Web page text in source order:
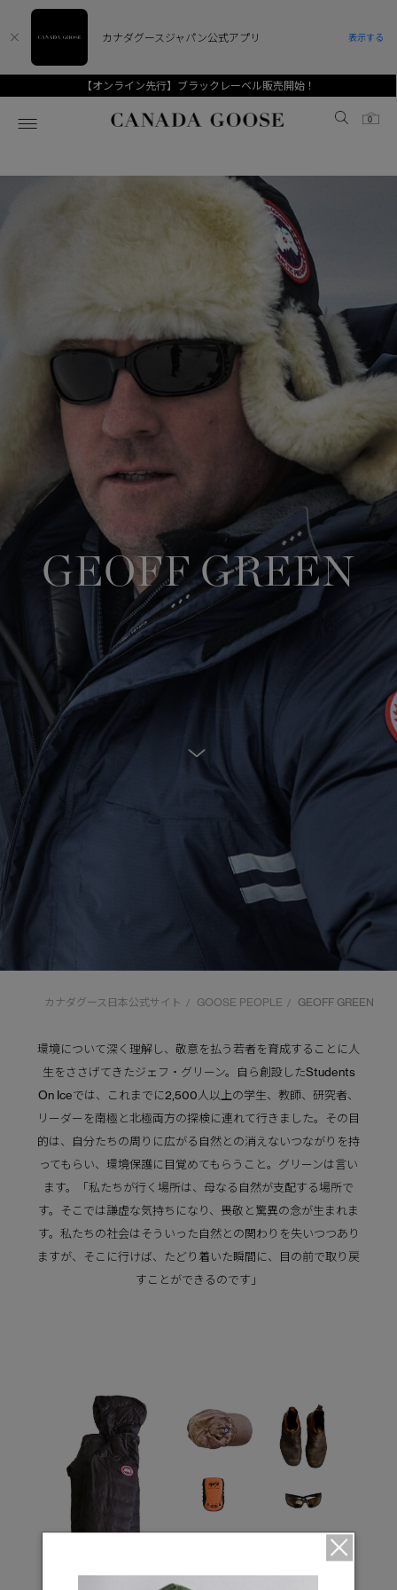
【オンライン先行】ブラックレーベル販売開始！
Canada Goose
0
アンバサダー
スプリングコレクション
ベストセラー
FW26コレクション
サマー 26 コレクション
サマー 26 コレクションLOOK
メイドインジャパンTシャツ
アウターウェア
アパレル
アクセサリー
フットウェア
ベストセラー
FW26コレクション
サマー 26 コレクション
サマー 26 コレクションLOOK
メイドインジャパンTシャツ
アウターウェア
アパレル
アクセサリー
フットウェア
キッズ（2‐7歳)
ユース（6＋歳)
コレクション
CANADA GOOSE Generationsは、アウター
ウェアの下取り・再販を通じて、長く愛される製
品の価値を受け継いでいきます。
アーカイブの希少なピースもご覧いただけます。
下取り申請
GEOFF GREEN
カナダグース日本公式サイト / GOOSE PEOPLE / GEOFF GREEN
環境について深く理解し、敬意を払う若者を育成することに人
生をささげてきたジェフ・グリーン。自ら創設したStudents
On Iceでは、これまでに2,500人以上の学生、教師、研究者、
リーダーを南極と北極両方の探検に連れて行きました。その目
的は、自分たちの周りに広がる自然との消えないつながりを持
ってもらい、環境保護に目覚めてもらうこと。グリーンは言い
ます。「私たちが行く場所は、母なる自然が支配する場所で
す。そこでは謙虚な気持ちになり、畏敬と驚異の念が生まれま
す。私たちの社会はそういった自然との関わりを失いつつあり
ますが、そこに行けば、たどり着いた瞬間に、目の前で取り戻
すことができるのです」
カナダグースジャパン公式アプリ 表示する